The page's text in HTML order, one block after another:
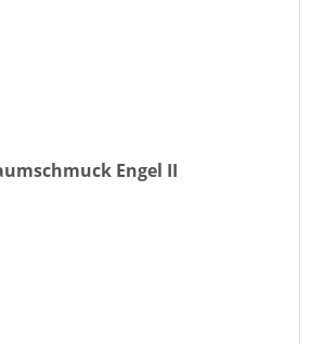
Engel II